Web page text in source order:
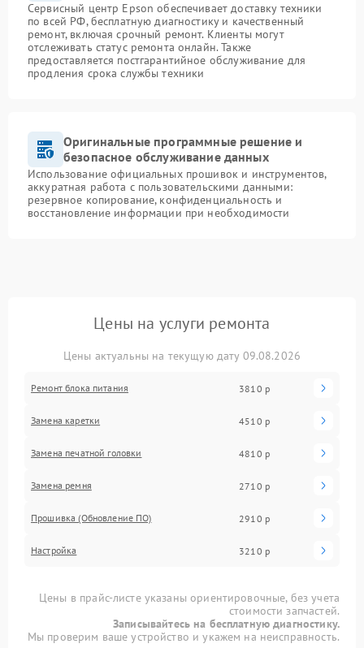
Сервисный центр Epson обеспечивает доставку техники
по всей РФ, бесплатную диагностику и качественный
ремонт, включая срочный ремонт. Клиенты могут
отслеживать статус ремонта онлайн. Также
предоставляется постгарантийное обслуживание для
продления срока службы техники
Оригинальные программные решение и
безопасное обслуживание данных
Использование официальных прошивок и инструментов,
аккуратная работа с пользовательскими данными:
резервное копирование, конфиденциальность и
восстановление информации при необходимости
Цены на услуги ремонта
Цены актуальны на текущую дату 09.08.2026
Ремонт блока питания 3810 р
Замена каретки 4510 р
Замена печатной головки 4810 р
Замена ремня 2710 р
Прошивка (Обновление ПО) 2910 р
Настройка 3210 р
Цены в прайс-листе указаны ориентировочные, без учета
стоимости запчастей.
Записывайтесь на бесплатную диагностику.
Мы проверим ваше устройство и укажем на неисправность.